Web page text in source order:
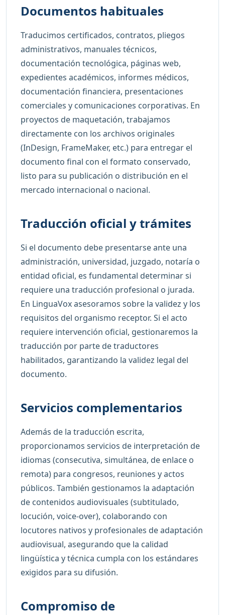
Documentos habituales
Traducimos certificados, contratos, pliegos
administrativos, manuales técnicos,
documentación tecnológica, páginas web,
expedientes académicos, informes médicos,
documentación financiera, presentaciones
comerciales y comunicaciones corporativas. En
proyectos de maquetación, trabajamos
directamente con los archivos originales
(InDesign, FrameMaker, etc.) para entregar el
documento final con el formato conservado,
listo para su publicación o distribución en el
mercado internacional o nacional.
Traducción oficial y trámites
Si el documento debe presentarse ante una
administración, universidad, juzgado, notaría o
entidad oficial, es fundamental determinar si
requiere una traducción profesional o jurada.
En LinguaVox asesoramos sobre la validez y los
requisitos del organismo receptor. Si el acto
requiere intervención oficial, gestionaremos la
traducción por parte de traductores
habilitados, garantizando la validez legal del
documento.
Servicios complementarios
Además de la traducción escrita,
proporcionamos servicios de interpretación de
idiomas (consecutiva, simultánea, de enlace o
remota) para congresos, reuniones y actos
públicos. También gestionamos la adaptación
de contenidos audiovisuales (subtitulado,
locución, voice-over), colaborando con
locutores nativos y profesionales de adaptación
audiovisual, asegurando que la calidad
lingüística y técnica cumpla con los estándares
exigidos para su difusión.
Compromiso de